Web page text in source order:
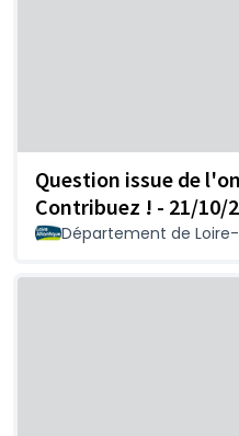
Question issue de
Contribuez ! - 21/10/
Département de